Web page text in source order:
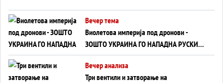
Вечер тема
Виолетова империја под дронови -
ЗОШТО УКРАИНА ГО НАПАДНА РУСКИОТ
WILDBERRIES
Вечер анализа
Три вентили и затворање на